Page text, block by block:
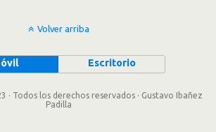
Volver arriba
Escritorio
· Todos los derechos reservados · Gustavo Ibañez
Padilla